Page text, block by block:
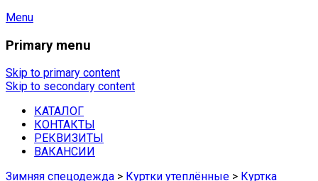
Menu
Спецодежда в Самаре —
магазины Сириус
Купить спецодежду, спецобувь,
средства защиты недорого можно в
наших магазинах в Самаре.
Primary menu
Skip to primary content
Skip to secondary content
КАТАЛОГ
КОНТАКТЫ
РЕКВИЗИТЫ
ВАКАНСИИ
Зимняя спецодежда > Куртки утеплённые > Куртка